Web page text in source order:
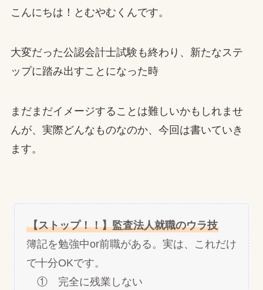
こんにちは！とむやむくんです。
大変だった公認会計士試験も終わり、新たなステ
ップに踏み出すことになった時
まだまだイメージすることは難しいかもしれませ
んが、実際どんなものなのか、今回は書いていき
ます。
【ストップ！！】監査法人就職のウラ技
簿記を勉強中or前職がある。実は、これだけ
で十分OKです。
① 完全に残業しない